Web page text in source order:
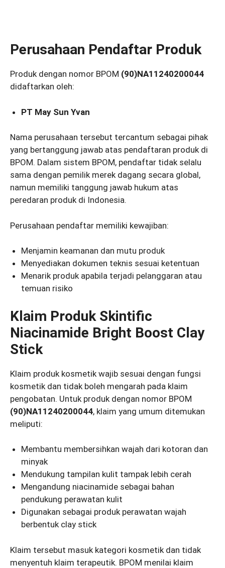
Perusahaan Pendaftar Produk
Produk dengan nomor BPOM (90)NA11240200044
didaftarkan oleh:
PT May Sun Yvan
Nama perusahaan tersebut tercantum sebagai pihak
yang bertanggung jawab atas pendaftaran produk di
BPOM. Dalam sistem BPOM, pendaftar tidak selalu
sama dengan pemilik merek dagang secara global,
namun memiliki tanggung jawab hukum atas
peredaran produk di Indonesia.
Perusahaan pendaftar memiliki kewajiban:
Menjamin keamanan dan mutu produk
Menyediakan dokumen teknis sesuai ketentuan
Menarik produk apabila terjadi pelanggaran atau
temuan risiko
Klaim Produk Skintific
Niacinamide Bright Boost Clay
Stick
Klaim produk kosmetik wajib sesuai dengan fungsi
kosmetik dan tidak boleh mengarah pada klaim
pengobatan. Untuk produk dengan nomor BPOM
(90)NA11240200044, klaim yang umum ditemukan
meliputi:
Membantu membersihkan wajah dari kotoran dan
minyak
Mendukung tampilan kulit tampak lebih cerah
Mengandung niacinamide sebagai bahan
pendukung perawatan kulit
Digunakan sebagai produk perawatan wajah
berbentuk clay stick
Klaim tersebut masuk kategori kosmetik dan tidak
menyentuh klaim terapeutik. BPOM menilai klaim